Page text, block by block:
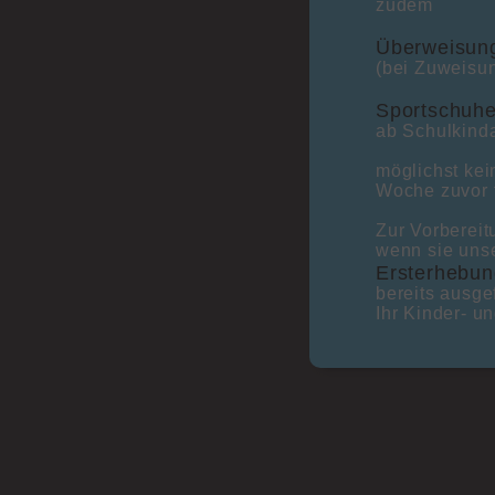
zudem
(bei
ab
möglichst
Woche zuvor
Zur
wenn sie
bereits
Ihr Kinder-
Wir impfen jetzt gegen RSV. Bitte sprechen
30.03.2026 geboren ist oder ein besonderes
Das derzeitige Patientenaufkommen ist sehr
hoch, bitte tragen Sie dem Rechnung. Falls
Kontaktformular. Die Reihenfolge hier vor Ort
richtet sich nach Termin und Schwere der
Es gibt keine Leistungen, Rezepte oder
Versicherungsnachweis. Bei dringend